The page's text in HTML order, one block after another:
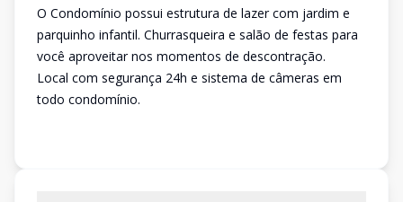
O Condomínio possui estrutura de lazer com jardim e
parquinho infantil. Churrasqueira e salão de festas para
você aproveitar nos momentos de descontração.
Local com segurança 24h e sistema de câmeras em
todo condomínio.